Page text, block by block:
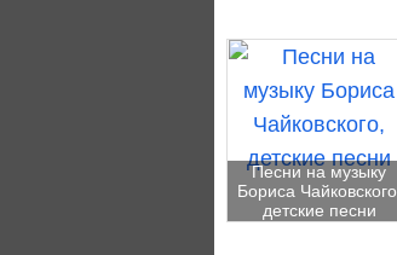
Песни на музыку
Бориса Чайковского,
детские песни